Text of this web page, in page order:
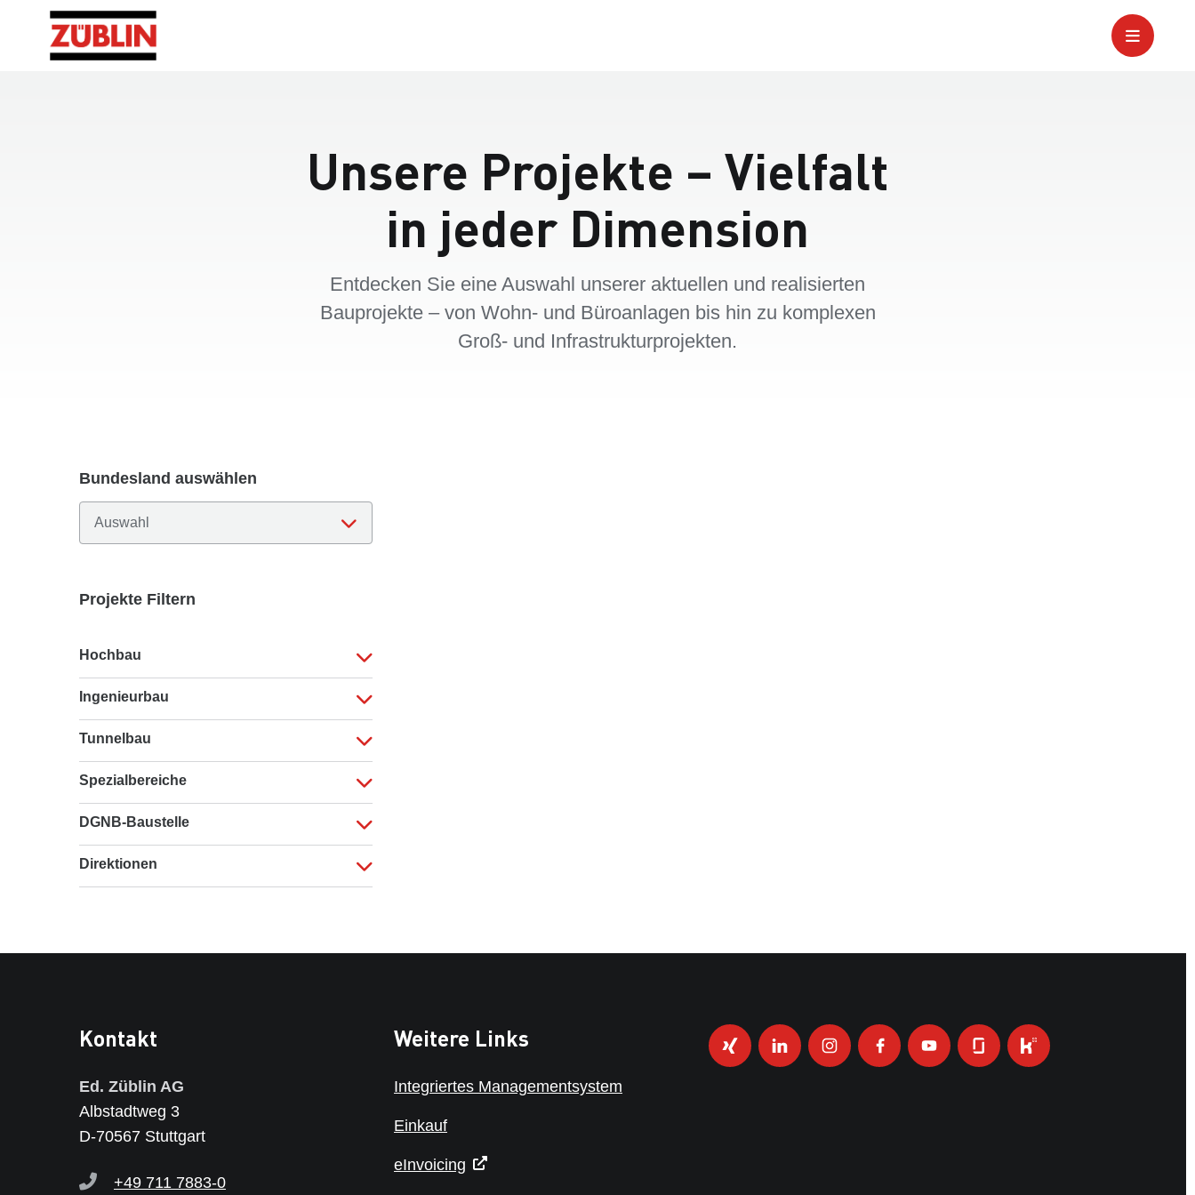
Unsere Projekte – Vielfalt
in jeder Dimension
Entdecken Sie eine Auswahl unserer aktuellen und realisierten
Bauprojekte – von Wohn- und Büroanlagen bis hin zu komplexen
Groß- und Infrastrukturprojekten.
Bundesland auswählen
Projekte Filtern
Hochbau
Ingenieurbau
Tunnelbau
Spezialbereiche
DGNB-Baustelle
Direktionen
Kontakt
Ed. Züblin AG
Albstadtweg 3
D-70567 Stuttgart
+49 711 7883-0
Weitere Links
Integriertes Managementsystem
Einkauf
eInvoicing